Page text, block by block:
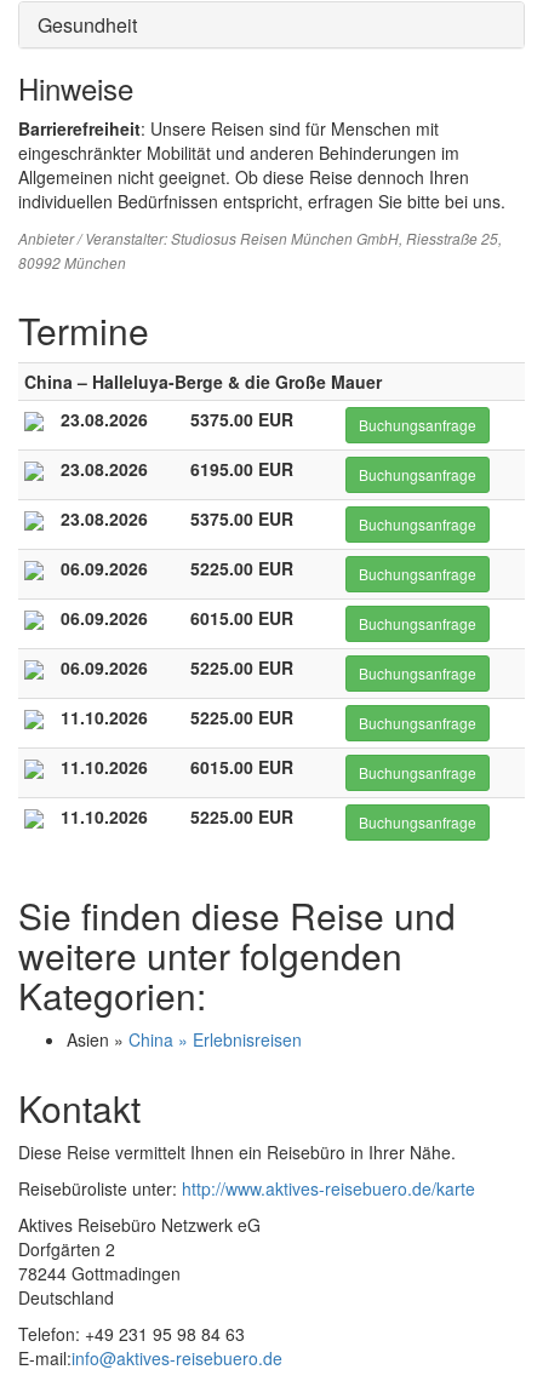
Gesundheit
Hinweise
Barrierefreiheit: Unsere Reisen sind für Menschen mit
eingeschränkter Mobilität und anderen Behinderungen im
Allgemeinen nicht geeignet. Ob diese Reise dennoch Ihren
individuellen Bedürfnissen entspricht, erfragen Sie bitte bei uns.
Anbieter / Veranstalter:Studiosus Reisen München GmbH, Riesstraße 25,
80992 München
Termine
China – Halleluya-Berge & die Große Mauer
23.08.2026
5375.00 EUR Buchungsanfrage
23.08.2026 6195.00 EUR Buchungsanfrage
23.08.2026 5375.00 EUR Buchungsanfrage
06.09.2026 5225.00 EUR Buchungsanfrage
06.09.2026 6015.00 EUR Buchungsanfrage
06.09.2026 5225.00 EUR Buchungsanfrage
11.10.2026 5225.00 EUR Buchungsanfrage
11.10.2026 6015.00 EUR Buchungsanfrage
11.10.2026 5225.00 EUR Buchungsanfrage
Sie finden diese Reise und
weitere unter folgenden
Kategorien:
Asien » China » Erlebnisreisen
Kontakt
Diese Reise vermittelt Ihnen ein Reisebüro in Ihrer Nähe.
Reisebüroliste unter: http://www.aktives-reisebuero.de/karte
Aktives Reisebüro Netzwerk eG
Dorfgärten 2
78244 Gottmadingen
Deutschland
Telefon: +49 231 95 98 84 63
E-mail:info@aktives-reisebuero.de